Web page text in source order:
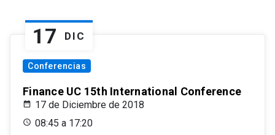
17 DIC
Conferencias
Finance UC 15th International Conference
17 de Diciembre de 2018
08:45 a 17:20